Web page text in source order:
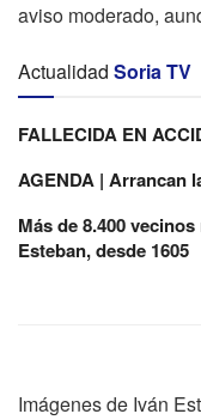
aviso moderado,
Actualidad Soria TV
FALLECIDA EN
AGENDA | Arrancan
Más de 8.400
Esteban, desde 1605
Imágenes de Iván